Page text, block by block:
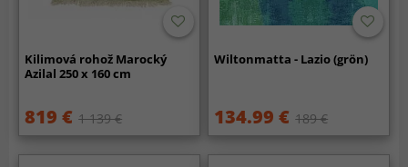
Kilimová rohož Marocký
Azilal 250 x 160 cm
819 € 1 139 €
Wiltonmatta - Lazio (grön)
134.99 € 189 €